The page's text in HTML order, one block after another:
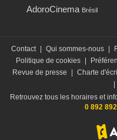
AdoroCinema Brésil
Contact Qui sommes-nous
Politique de cookies
Revue de presse
Charte
Retrouvez tous les horaires et
0 892